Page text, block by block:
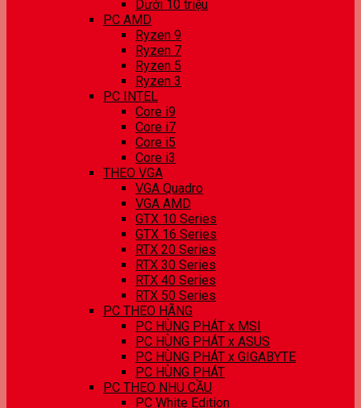
Dưới 10 triệu
PC AMD
Ryzen 9
Ryzen 7
Ryzen 5
Ryzen 3
PC INTEL
Core i9
Core i7
Core i5
Core i3
THEO VGA
VGA Quadro
VGA AMD
GTX 10 Series
GTX 16 Series
RTX 20 Series
RTX 30 Series
RTX 40 Series
RTX 50 Series
PC THEO HÃNG
PC HÙNG PHÁT x MSI
PC HÙNG PHÁT x ASUS
PC HÙNG PHÁT x GIGABYTE
PC HÙNG PHÁT
PC THEO NHU CẦU
PC White Edition